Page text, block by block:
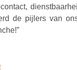
de pijlers van